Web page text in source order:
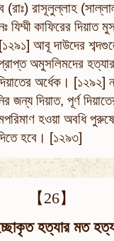
রাসূলুল্লাহ
যিম্মী কাফিরের দিয়াত
[১২৯১] আবূ দাউদের
অমুসলিমদের
অর্ধেক। [১২৯২]
জন্য দিয়াত, পূর্ণ
হওয়া অবধি
হবে। [১২৯৩]
【26】
হত্যার মত